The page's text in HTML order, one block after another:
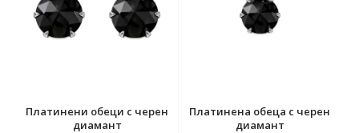
Платинени обеци с черен
диамант
Платинена обеца с черен
диамант